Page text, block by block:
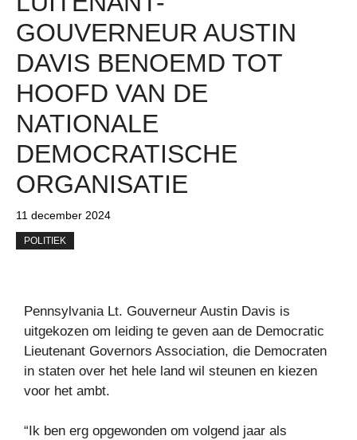
GOUVERNEUR AUSTIN
DAVIS BENOEMD TOT
HOOFD VAN DE
NATIONALE
DEMOCRATISCHE
ORGANISATIE
11 december 2024
POLITIEK
Pennsylvania Lt. Gouverneur Austin Davis is
uitgekozen om leiding te geven aan de Democratic
Lieutenant Governors Association, die Democraten
in staten over het hele land wil steunen en kiezen
voor het ambt.
“Ik ben erg opgewonden om volgend jaar als